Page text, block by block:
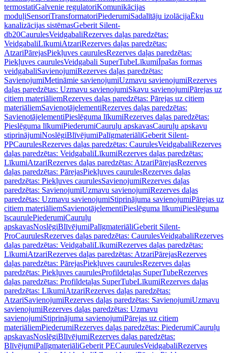
termostatiGalvenie regulatoriKomunikācijas
moduļiSensoriTransformatoriPiederumiSadalītāju izolācijaĒku
kanalizācijas sistēmasGeberit Silent-
db20CaurulesVeidgabaliRezerves daļas paredzētas:
VeidgabaliLīkumiAtzariRezerves daļas paredzētas:
AtzariPārejasPiekļuves caurulesRezerves daļas paredzētas:
Piekļuves caurulesVeidgabali SuperTubeLīkumiĪpašas formas
veidgabaliSavienojumiRezerves daļas paredzētas:
SavienojumiMetināmie savienojumiUzmavu savienojumiRezerves
daļas paredzētas: Uzmavu savienojumiSkavu savienojumiPārejas uz
citiem materiāliemRezerves daļas paredzētas: Pārejas uz citiem
materiāliemSavienotājelementiRezerves daļas paredzētas:
SavienotājelementiPieslēguma līkumiRezerves daļas paredzētas:
Pieslēguma līkumiPiederumiCauruļu apskavasCauruļu apskavu
stiprinājumiNoslēgiBlīvējumiPalīgmateriāliGeberit Silent-
PPCaurulesRezerves daļas paredzētas: CaurulesVeidgabaliRezerves
daļas paredzētas: VeidgabaliLīkumiRezerves daļas paredzētas:
LīkumiAtzariRezerves daļas paredzētas: AtzariPārejasRezerves
daļas paredzētas: PārejasPiekļuves caurulesRezerves daļas
paredzētas: Piekļuves caurulesSavienojumiRezerves daļas
paredzētas: SavienojumiUzmavu savienojumiRezerves daļas
paredzētas: Uzmavu savienojumiStiprinājuma savienojumiPārejas uz
citiem materiāliemSavienotājelementiPieslēguma līkumiPieslēguma
īscaurulePiederumiCauruļu
apskavasNoslēgiBlīvējumiPalīgmateriāliGeberit Silent-
ProCaurulesRezerves daļas paredzētas: CaurulesVeidgabaliRezerves
daļas paredzētas: VeidgabaliLīkumiRezerves daļas paredzētas:
LīkumiAtzariRezerves daļas paredzētas: AtzariPārejasRezerves
daļas paredzētas: PārejasPiekļuves caurulesRezerves daļas
paredzētas: Piekļuves caurulesProfildetaļas SuperTubeRezerves
daļas paredzētas: Profildetaļas SuperTubeLīkumiRezerves daļas
paredzētas: LīkumiAtzariRezerves daļas paredzētas:
AtzariSavienojumiRezerves daļas paredzētas: SavienojumiUzmavu
savienojumiRezerves daļas paredzētas: Uzmavu
savienojumiStiprinājuma savienojumiPārejas uz citiem
materiāliemPiederumiRezerves daļas paredzētas: PiederumiCauruļu
apskavasNoslēgiBlīvējumiRezerves daļas paredzētas:
BlīvējumiPalīgmateriāliGeberit PECaurulesVeidgabaliRezerves